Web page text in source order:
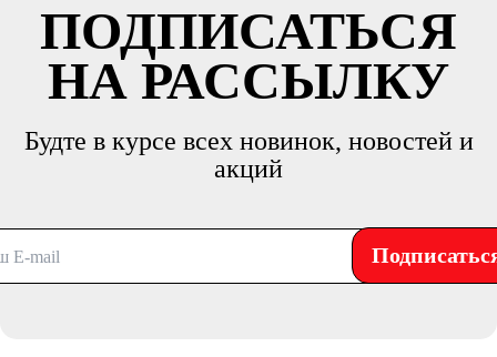
ПОДПИСАТЬСЯ
НА РАССЫЛКУ
Будте в курсе всех новинок, новостей и
акций